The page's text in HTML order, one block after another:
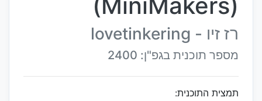
רז זיו - lovetinkering
מספר תוכנית בגפ"ן: 2400
תמצית התוכנית: